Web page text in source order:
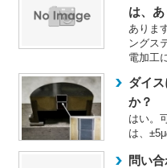
は、あ
ありま
ングス
電加工
ダイ
か？
はい。
は、
ます。
問い